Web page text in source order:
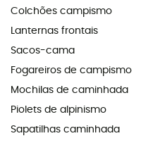
Colchões campismo
Lanternas frontais
Sacos-cama
Fogareiros de campismo
Mochilas de caminhada
Piolets de alpinismo
Sapatilhas caminhada